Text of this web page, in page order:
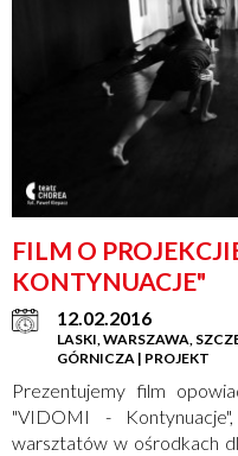
FILM O
KONTYNUACJE"
12.02.2016
LASKI, WARSZAWA,
GÓRNICZA | PROJEKT
Prezentujemy film
"VIDOMI -
warsztatów w ośrodkach